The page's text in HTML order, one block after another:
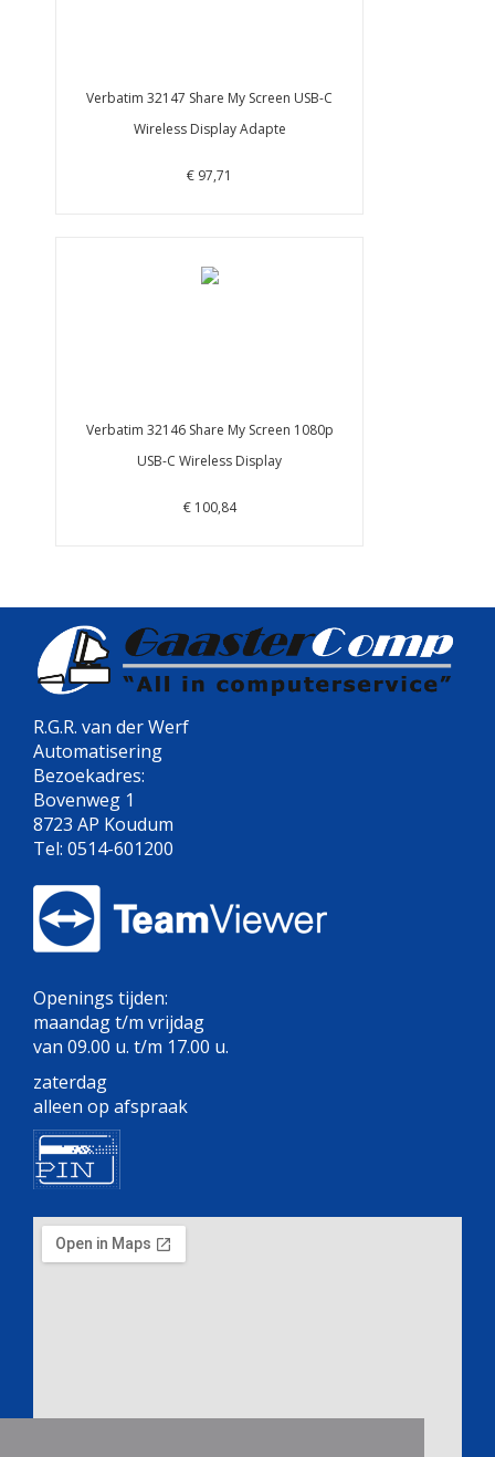
Verbatim 32147 Share My Screen USB-C
Wireless Display Adapte
€ 97,71
Verbatim 32146 Share My Screen 1080p
USB-C Wireless Display
€ 100,84
R.G.R. van der Werf
Automatisering
Bezoekadres:
Bovenweg 1
8723 AP Koudum
Tel: 0514-601200
Openings tijden:
maandag t/m vrijdag
van 09.00 u. t/m 17.00 u.
zaterdag
alleen op afspraak